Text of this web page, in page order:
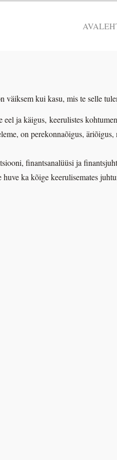
kui kasu, mis te selle
ja käigus, keerulistes
on perekonnaõigus,
finantsanalüüsi ja
ka kõige keerulisemates